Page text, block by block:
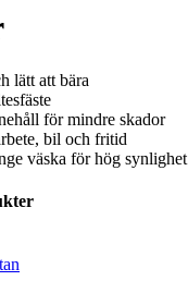
lätt att bära
för mindre skador
bil och fritid
väska för hög synlighet